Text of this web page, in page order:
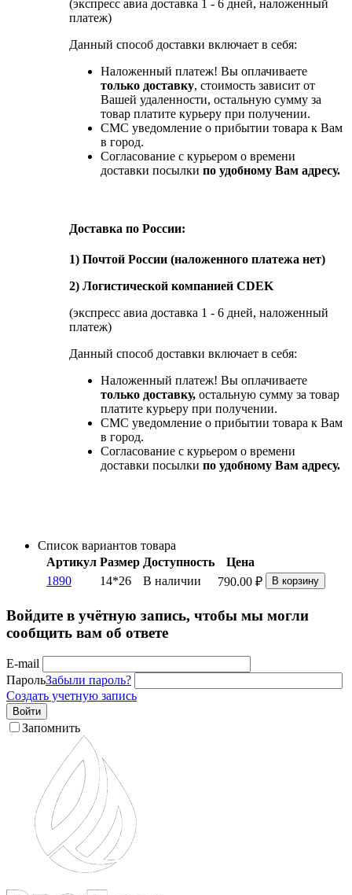
(экспресс авиа доставка 1 - 6 дней, наложенный
платеж)
Данный способ доставки включает в себя:
Наложенный платеж! Вы оплачиваете
только доставку, стоимость зависит от
Вашей удаленности, остальную сумму за
товар платите курьеру при получении.
СМС уведомление о прибытии товара к Вам
в город.
Согласование с курьером о времени
доставки посылки по удобному Вам адресу.
Доставка по России:
1) Почтой России (наложенного платежа нет)
2) Логистической компанией CDEK
(экспресс авиа доставка 1 - 6 дней, наложенный
платеж)
Данный способ доставки включает в себя:
Наложенный платеж! Вы оплачиваете
только доставку, остальную сумму за товар
платите курьеру при получении.
СМС уведомление о прибытии товара к Вам
в город.
Согласование с курьером о времени
доставки посылки по удобному Вам адресу.
Список вариантов товара
Артикул Размер Доступность
Цена
1890
14*26 В наличии 790.00 ₽ В корзину
Войдите в учётную запись, чтобы мы могли
сообщить вам об ответе
E-mail
ПарольЗабыли пароль?
Создать учетную запись
Войти
Запомнить